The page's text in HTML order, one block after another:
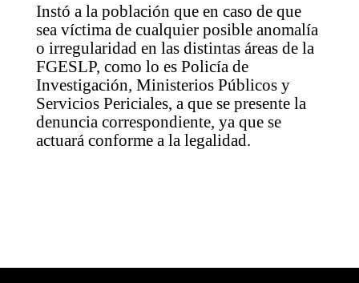
Instó a la población que en caso de que
sea víctima de cualquier posible anomalía
o irregularidad en las distintas áreas de la
FGESLP, como lo es Policía de
Investigación, Ministerios Públicos y
Servicios Periciales, a que se presente la
denuncia correspondiente, ya que se
actuará conforme a la legalidad.